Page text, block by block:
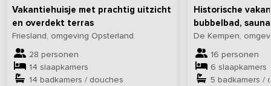
Vakantiehuisje met prachtig uitzicht
en overdekt terras
Friesland, omgeving Opsterland
28 personen
14 slaapkamers
14 badkamers / douches
Historische
bubbelbad,
De Kempen,
16 personen
6 slaapkamers
5 badkamers /